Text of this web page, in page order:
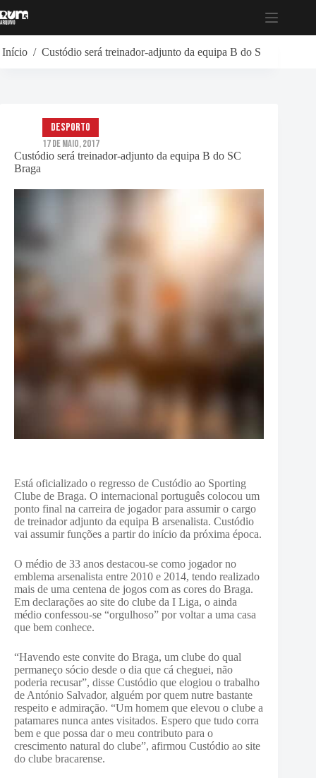
para
Início / Custódio será treinador-adjunto da equipa B do SC Braga
Custódio será treinador-adjunto da equipa B do SC
Braga
Desporto
17 de Maio, 2017
Está oficializado o regresso de Custódio ao Sporting
Clube de Braga. O internacional português colocou um
ponto final na carreira de jogador para assumir o cargo
de treinador adjunto da equipa B arsenalista. Custódio
vai assumir funções a partir do início da próxima época.
O médio de 33 anos destacou-se como jogador no
emblema arsenalista entre 2010 e 2014, tendo realizado
mais de uma centena de jogos com as cores do Braga.
Em declarações ao site do clube da I Liga, o ainda
médio confessou-se “orgulhoso” por voltar a uma casa
que bem conhece.
“Havendo este convite do Braga, um clube do qual
permaneço sócio desde o dia que cá cheguei, não
poderia recusar”, disse Custódio que elogiou o trabalho
de António Salvador, alguém por quem nutre bastante
respeito e admiração. “Um homem que elevou o clube a
patamares nunca antes visitados. Espero que tudo corra
bem e que possa dar o meu contributo para o
crescimento natural do clube”, afirmou Custódio ao site
do clube bracarense.